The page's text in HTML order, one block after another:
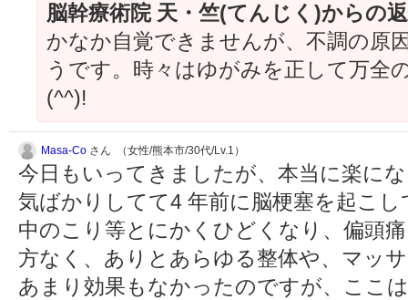
脳幹療術院 天・竺(てんじく)からの
かなか自覚できませんが、不調の原
うです。時々はゆがみを正して万全
(^^)!
Masa-Co さん （女性/熊本市/30代/Lv.1）
今日もいってきましたが、本当に楽に
気ばかりしてて4 年前に脳梗塞を起こ
中のこり等とにかくひどくなり、偏頭
方なく、ありとあらゆる整体や、マッ
あまり効果もなかったのですが、ここ